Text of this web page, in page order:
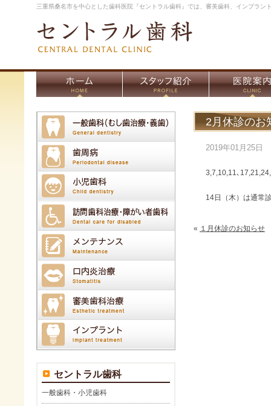
三重県桑名市を中心とした歯科医院『セントラル歯科』では、審美歯科、インプラ
2月休診のお
2019年01月25日
3,7,10,11､
14日（木）は通常
« １月休診のお知らせ
セントラル歯科
一般歯科・小児歯科